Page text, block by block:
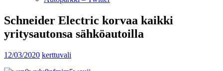
Schneider Electric korvaa kaikki
yritysautonsa sähköautoilla
12/03/2020 kerttuvali